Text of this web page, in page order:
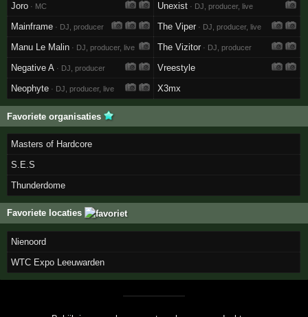
Joro · MC Unexist · DJ, producer, live
Mainframe · DJ, producer The Viper · DJ, producer, live
Manu Le Malin · DJ, producer, live The Vizitor · DJ, producer
Negative A · DJ, producer
Vreestyle
Neophyte · DJ, producer, live X3mx
Favoriete organisaties
Masters of Hardcore
S.E.S
Thunderdome
Favoriete locaties
Nienoord
WTC Expo Leeuwarden